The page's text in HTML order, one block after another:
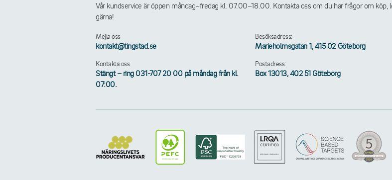
Vår kundservice är öppen måndag–fredag kl. 07.00–18.00. Kontakta oss om du har frågor om
gärna!
Mejla oss
kontakt@tingstad.se
Kontakta oss
Stängt – ring 031-707 20 00 på måndag från kl.
07:00.
Besöksadress:
Marieholmsgatan 1, 415 02 Göteborg
Postadress:
Box 13013, 402 51 Göteborg